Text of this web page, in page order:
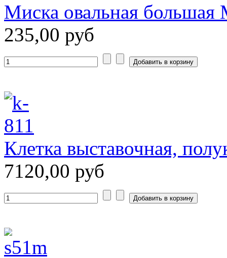
Миска овальная большая
235,00 руб
Клетка выставочная,
7120,00 руб